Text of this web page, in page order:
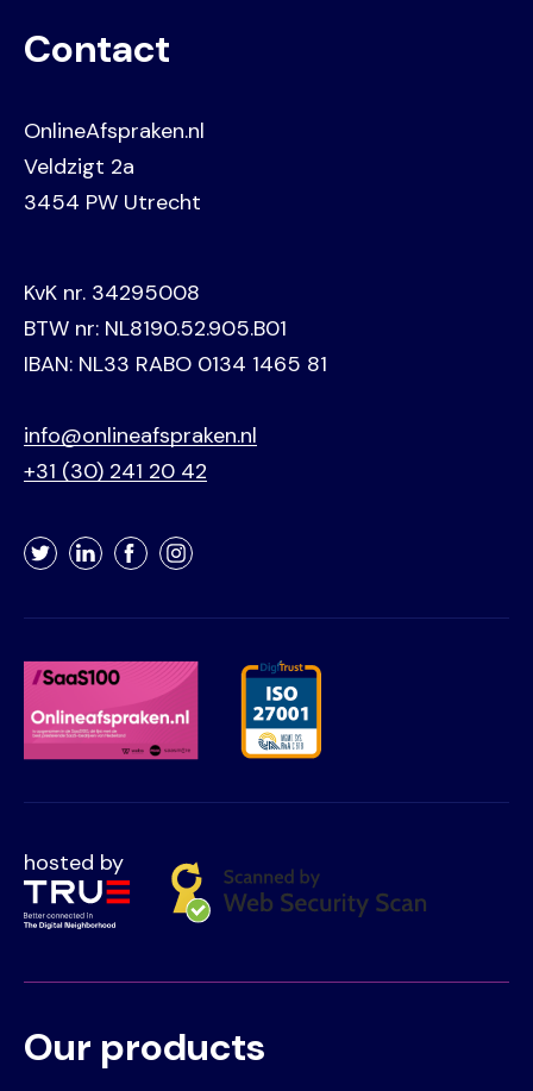
Contact
OnlineAfspraken.nl
Veldzigt 2a
3454 PW Utrecht
KvK nr. 34295008
BTW nr: NL8190.52.905.B01
IBAN: NL33 RABO 0134 1465 81
info@onlineafspraken.nl
+31 (30) 241 20 42
TwitterLinkedInFacebookInstagram
hosted by
Voet
Primair
Our products